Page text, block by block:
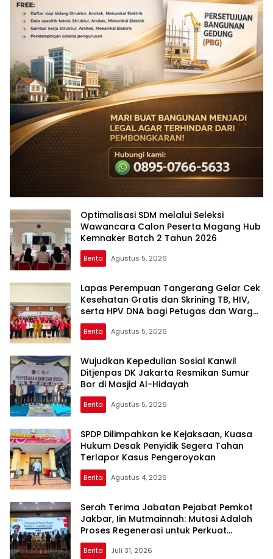
Optimalisasi SDM melalui Seleksi
Wawancara Calon Peserta Magang Hub
Kemnaker Batch 2 Tahun 2026
Berita Agustus 5, 2026
Lapas Perempuan Tangerang Gelar Cek
Kesehatan Gratis dan Skrining TB, HIV,
serta HPV DNA bagi Petugas dan Warga
Binaan
Berita Agustus 5, 2026
Wujudkan Kepedulian Sosial Kanwil
Ditjenpas DK Jakarta Resmikan Sumur
Bor di Masjid Al-Hidayah
Berita Agustus 5, 2026
SPDP Dilimpahkan ke Kejaksaan, Kuasa
Hukum Desak Penyidik Segera Tahan
Terlapor Kasus Pengeroyokan
Berita Agustus 4, 2026
Serah Terima Jabatan Pejabat Pemkot
Jakbar, Iin Mutmainnah: Mutasi Adalah
Proses Regenerasi untuk Perkuat
Pelayanan Publik
Berita Juli 31, 2026